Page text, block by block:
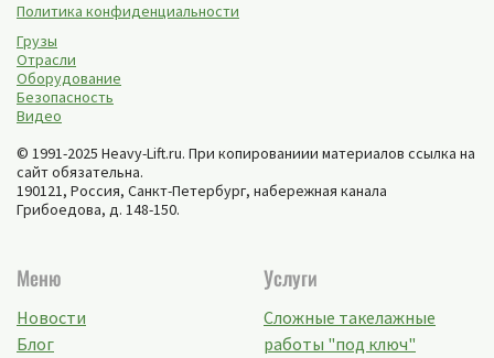
Политика конфиденциальности
Грузы
Отрасли
Оборудование
Безопасность
Видео
© 1991-2025 Heavy-Lift.ru. При копированиии материалов ссылка на
сайт обязательна.
190121, Россия, Санкт-Петербург, набережная канала
Грибоедова, д. 148-150.
Меню
Новости
Блог
Услуги
Сложные такелажные
работы "под ключ"